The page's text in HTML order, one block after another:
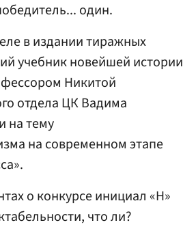
один.
в издании тиражных
учебник новейшей истории
Никитой
отдела ЦК Вадима
на тему
на современном этапе
о конкурсе инициал «Н»
что ли?